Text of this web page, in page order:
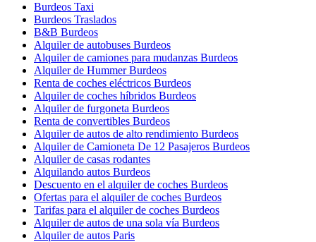
Burdeos Taxi
Burdeos Traslados
B&B Burdeos
Alquiler de autobuses Burdeos
Alquiler de camiones para mudanzas Burdeos
Alquiler de Hummer Burdeos
Renta de coches eléctricos Burdeos
Alquiler de coches híbridos Burdeos
Alquiler de furgoneta Burdeos
Renta de convertibles Burdeos
Alquiler de autos de alto rendimiento Burdeos
Alquiler de Camioneta De 12 Pasajeros Burdeos
Alquiler de casas rodantes
Alquilando autos Burdeos
Descuento en el alquiler de coches Burdeos
Ofertas para el alquiler de coches Burdeos
Tarifas para el alquiler de coches Burdeos
Alquiler de autos de una sola vía Burdeos
Alquiler de autos Paris